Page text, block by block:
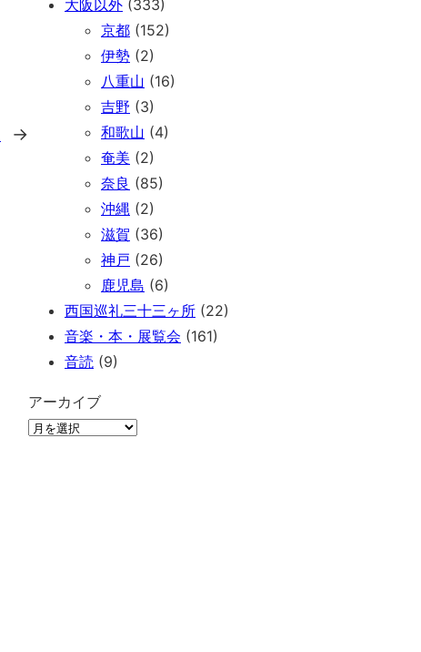
→
大阪以外 (333)
京都 (152)
伊勢 (2)
八重山 (16)
吉野 (3)
和歌山 (4)
奄美 (2)
奈良 (85)
沖縄 (2)
滋賀 (36)
神戸 (26)
鹿児島 (6)
西国巡礼三十三ヶ所 (22)
音楽・本・展覧会 (161)
音読 (9)
アーカイブ